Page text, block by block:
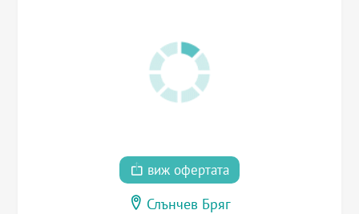
виж офертата
Слънчев Бряг